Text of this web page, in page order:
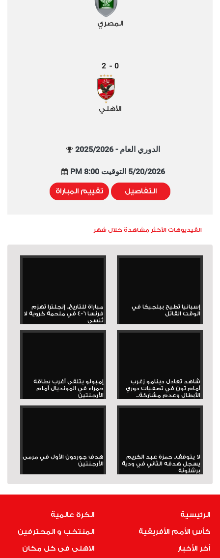
المصري
0
-
2
الأهلي
الدوري العام - 2025/2026
5/20/2026 التوقيت 8:00 PM
التفاصيل تقييم المباراة
الفيديوهات الأكثر مشاهدة خلال شهر
إسبانيا تطيح ببلجيكا في
الوقت القاتل
مباراة للتاريخ.. إنجلترا تهزم
فرنسا 6-4 في ملحمة كروية لا
تُنسى
شاهد تعادل دينامو زغرب
أمام ثون في تصفيات دوري
الأبطال وعدم مشاركة...
إمبولو يتلقى أغرب بطاقة
حمراء في المونديال أمام
الأرجنتين
لا يتوقف.. حمزة عبد الكريم
يسجل هدفه الثاني في ودية
برشلونة
هدف جوردون الأول في مرمى
الأرجنتين
الرئيسية
كأس الأمم الأفريقية
أخر الأخبار
الكرة عالمية
المنتخب و المحترفين
الاهلى فى كل مكان